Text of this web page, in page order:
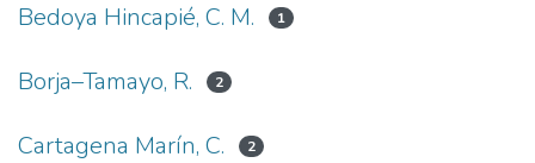
Bedoya Hincapié, C. M. 1
Borja–Tamayo, R. 2
Cartagena Marín, C. 2